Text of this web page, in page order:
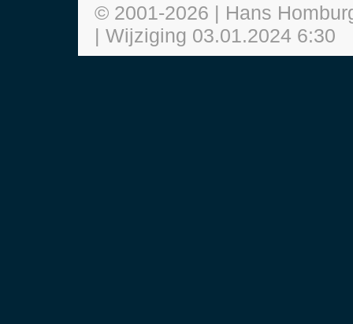
© 2001-2026 | Hans
| Wijziging 03.01.2024 6:30